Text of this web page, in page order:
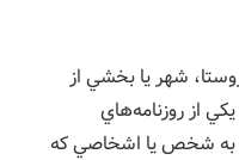
شهر يا بخشي از
از روز‌نامه‌هاي
به شخص يا اشخاصي كه